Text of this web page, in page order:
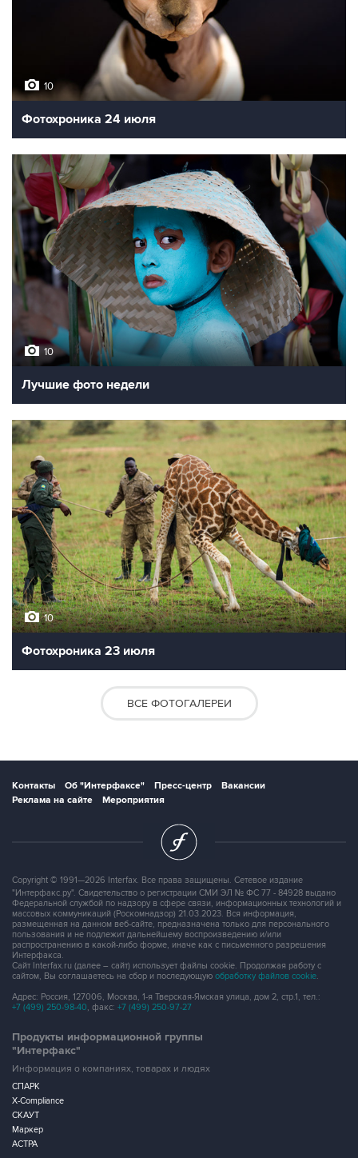
10
Фотохроника 24 июля
10
Лучшие фото недели
10
Фотохроника 23 июля
ВСЕ ФОТОГАЛЕРЕИ
Контакты Об "Интерфаксе" Пресс-центр
Вакансии
Реклама на сайте
Мероприятия
Copyright © 1991—2026 Interfax. Все права защищены. Сетевое издание
"Интерфакс.ру". Свидетельство о регистрации СМИ ЭЛ № ФС 77 - 84928 выдано
Федеральной службой по надзору в сфере связи, информационных технологий и
массовых коммуникаций (Роскомнадзор) 21.03.2023. Вся информация,
размещенная на данном веб-сайте, предназначена только для персонального
пользования и не подлежит дальнейшему воспроизведению и/или
распространению в какой-либо форме, иначе как с письменного разрешения
Интерфакса.
Сайт Interfax.ru (далее – сайт) использует файлы cookie. Продолжая работу с
сайтом, Вы соглашаетесь на сбор и последующую обработку файлов cookie.
Адрес: Россия, 127006, Москва, 1-я Тверская-Ямская улица, дом 2, стр.1, тел.:
+7 (499) 250-98-40, факс: +7 (499) 250-97-27
Продукты информационной группы
"Интерфакс"
Информация о компаниях, товарах и людях
СПАРК
X-Compliance
СКАУТ
Маркер
АСТРА